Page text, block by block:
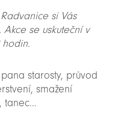
si Vás
se uskuteční v
starosty, průvod
smažení
tanec…